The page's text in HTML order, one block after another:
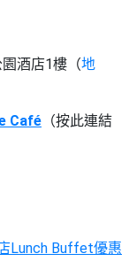
酒店1樓（地
Café （按此連結
Lunch Buffet優惠